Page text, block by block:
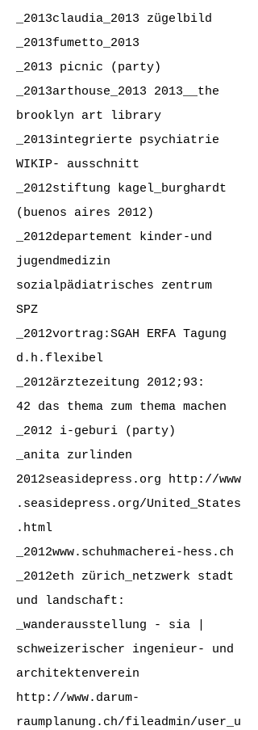
_2013claudia_2013 zügelbild
_2013fumetto_2013
_2013 picnic (party)
_2013arthouse_2013 2013__the
brooklyn art library
_2013integrierte psychiatrie
WIKIP- ausschnitt
_2012stiftung kagel_burghardt
(buenos aires 2012)
_2012departement kinder-und
jugendmedizin
sozialpädiatrisches zentrum
SPZ
_2012vortrag:SGAH ERFA Tagung
d.h. flexibel
_2012ärztezeitung 2012;93:
42 das thema zum thema machen
_2012 i-geburi (party)
_anita zurlinden
2012seasidepress.org http://www
.seasidepress.org/United_States
.html
_2012www.schuhmacherei-hess.ch
_2012eth zürich_netzwerk stadt
und landschaft:
wanderausstellung - sia |
schweizerischer ingenieur- und
architektenverein
http://www.darum-
raumplanung.ch/fileadmin/user_u